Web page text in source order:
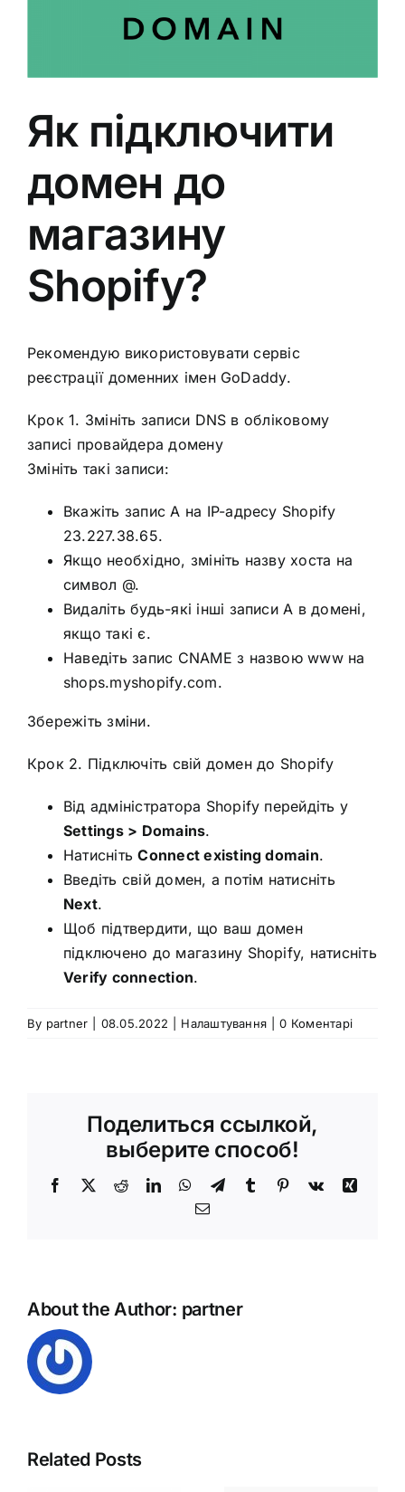
Як підключити
домен до
магазину
Shopify?
Рекомендую використовувати сервіс
реєстрації доменних імен GoDaddy.
Крок 1. Змініть записи DNS в обліковому
записі провайдера домену
Змініть такі записи:
Вкажіть запис A на IP-адресу Shopify
23.227.38.65.
Якщо необхідно, змініть назву хоста на
символ @.
Видаліть будь-які інші записи A в домені,
якщо такі є.
Наведіть запис CNAME з назвою www на
shops.myshopify.com.
Збережіть зміни.
Крок 2. Підключіть свій домен до Shopify
Від адміністратора Shopify перейдіть у
Settings > Domains.
НатиснітьConnect existing domain.
Введіть свій домен, а потім натисніть
Next.
Щоб підтвердити, що ваш домен
підключено до магазину Shopify, натисніть
Verify connection.
By partner 08.05.2022 Налаштування 0 Коментарі
Поделиться ссылкой,
выберите способ!
Facebook
X RedditLinkedInWhatsApp
TelegramTumblr Pinterest
Vk
Xing
E-
About the Author: partner
Related Posts